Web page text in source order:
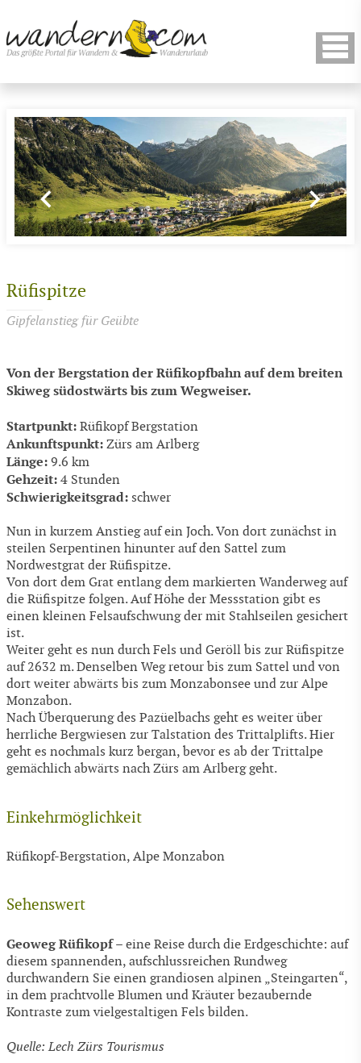
Rüfispitze
Gipfelanstieg für Geübte
Von der Bergstation der Rüfikopfbahn auf dem breiten
Skiweg südostwärts bis zum Wegweiser.
Startpunkt: Rüfikopf Bergstation
Ankunftspunkt: Zürs am Arlberg
Länge: 9.6 km
Gehzeit: 4 Stunden
Schwierigkeitsgrad: schwer
Nun in kurzem Anstieg auf ein Joch. Von dort zunächst in
steilen Serpentinen hinunter auf den Sattel zum
Nordwestgrat der Rüfispitze.
Von dort dem Grat entlang dem markierten Wanderweg auf
die Rüfispitze folgen. Auf Höhe der Messstation gibt es
einen kleinen Felsaufschwung der mit Stahlseilen gesichert
ist.
Weiter geht es nun durch Fels und Geröll bis zur Rüfispitze
auf 2632 m. Denselben Weg retour bis zum Sattel und von
dort weiter abwärts bis zum Monzabonsee und zur Alpe
Monzabon.
Nach Überquerung des Pazüelbachs geht es weiter über
herrliche Bergwiesen zur Talstation des Trittalplifts. Hier
geht es nochmals kurz bergan, bevor es ab der Trittalpe
gemächlich abwärts nach Zürs am Arlberg geht.
Einkehrmöglichkeit
Rüfikopf-Bergstation, Alpe Monzabon
Sehenswert
Geoweg Rüfikopf– eine Reise durch die Erdgeschichte: auf
diesem spannenden, aufschlussreichen Rundweg
durchwandern Sie einen grandiosen alpinen „Steingarten“,
in dem prachtvolle Blumen und Kräuter bezaubernde
Kontraste zum vielgestaltigen Fels bilden.
Quelle: Lech Zürs Tourismus